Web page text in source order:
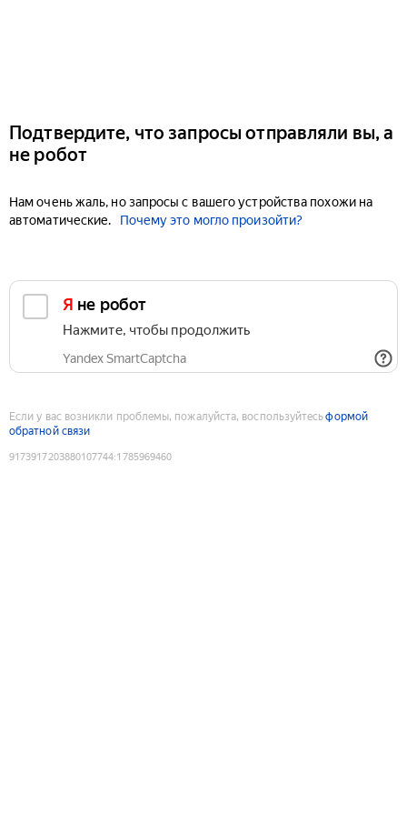
Подтвердите, что запросы отправляли вы, а
не робот
Нам очень жаль, но запросы с вашего устройства похожи на
автоматические.
Почему это могло произойти?
Я не робот
Нажмите, чтобы продолжить
Yandex SmartCaptcha
Если у вас возникли проблемы, пожалуйста, воспользуйтесьформой
обратной связи
9173917203880107744:1785969460